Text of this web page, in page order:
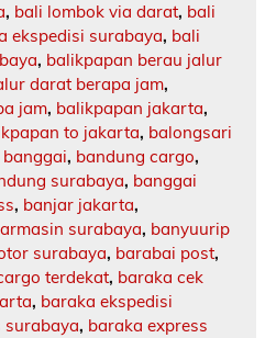
, bali lombok via darat, bali
ekspedisi surabaya, bali
, balikpapan berau jalur
darat berapa jam,
jam, balikpapan jakarta,
to jakarta, balongsari
, bandung cargo,
surabaya, banggai
, banjar jakarta,
surabaya, banyuurip
surabaya, barabai post,
terdekat, baraka cek
, baraka ekspedisi
surabaya, baraka express